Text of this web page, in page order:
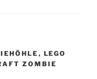
, LEGO
ZOMBIE